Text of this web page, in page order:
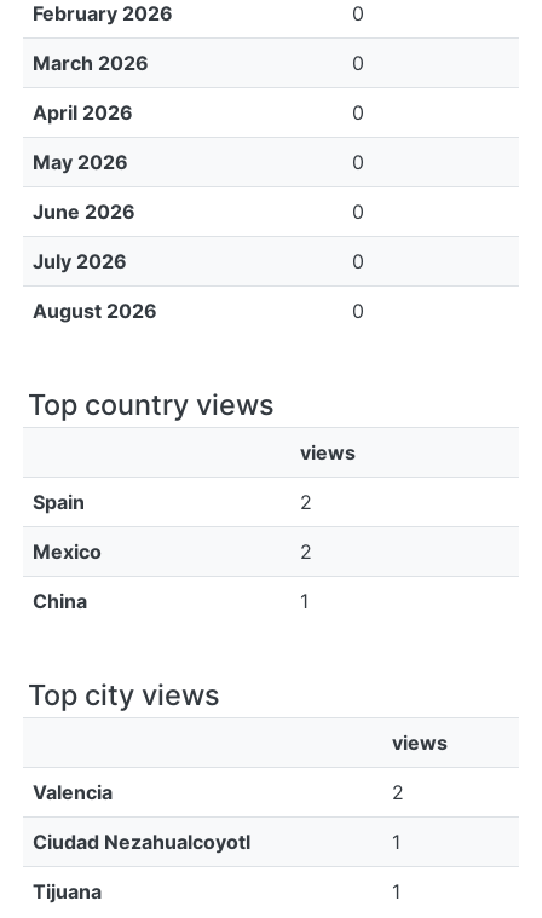
February 2026 0
March 2026 0
April 2026 0
May 2026 0
June 2026 0
July 2026 0
August 2026 0
Top country views
views
Spain 2
Mexico 2
China 1
Top city views
views
Valencia 2
Ciudad Nezahualcoyotl 1
Tijuana 1